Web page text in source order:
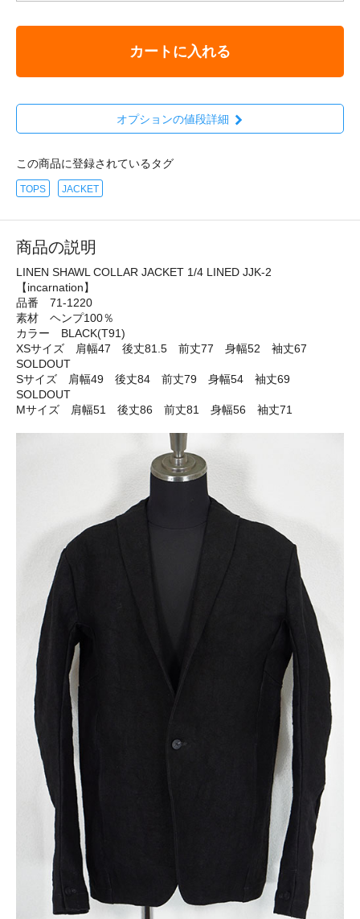
カートに入れる
オプションの値段詳細
この商品に登録されているタグ
TOPS JACKET
商品の説明
LINEN SHAWL COLLAR JACKET 1/4 LINED JJK-2
【incarnation】
品番 71-1220
素材 ヘンプ100％
カラー BLACK(T91)
XSサイズ 肩幅47 後丈81.5 前丈77 身幅52 袖丈67
SOLDOUT
Sサイズ 肩幅49 後丈84 前丈79 身幅54 袖丈69
SOLDOUT
Mサイズ 肩幅51 後丈86 前丈81 身幅56 袖丈71